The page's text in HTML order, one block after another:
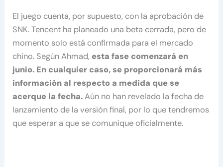
El juego cuenta, por supuesto, con la aprobación de
SNK. Tencent ha planeado una beta cerrada, pero de
momento solo está confirmada para el mercado
chino. Según Ahmad, esta fase comenzará en
junio. En cualquier caso, se proporcionará más
información al respecto a medida que se
acerque la fecha.Aún no han revelado la fecha de
lanzamiento de la versión final, por lo que tendremos
que esperar a que se comunique oficialmente.